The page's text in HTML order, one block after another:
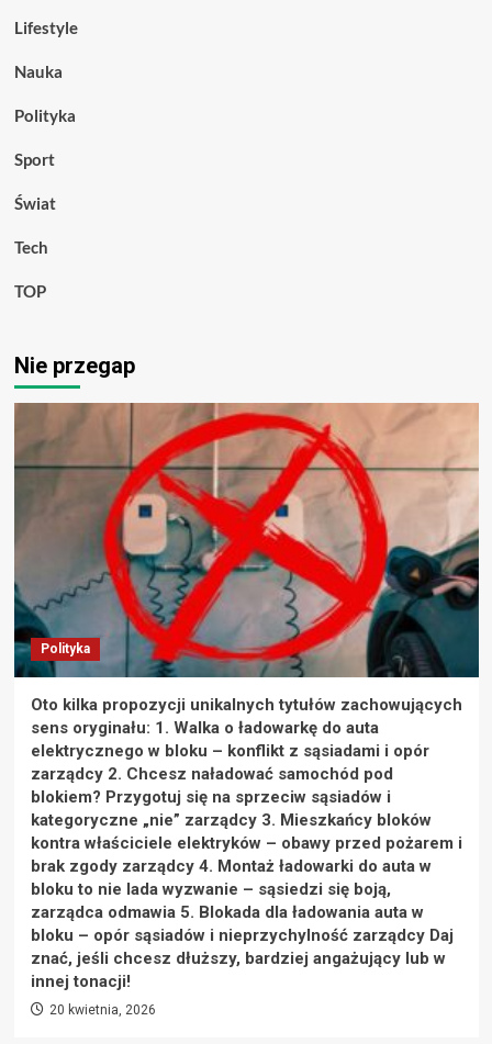
Lifestyle
Nauka
Polityka
Sport
Świat
Tech
TOP
Nie przegap
Polityka
Oto kilka propozycji unikalnych tytułów zachowujących
sens oryginału: 1. Walka o ładowarkę do auta
elektrycznego w bloku – konflikt z sąsiadami i opór
zarządcy 2. Chcesz naładować samochód pod
blokiem? Przygotuj się na sprzeciw sąsiadów i
kategoryczne „nie” zarządcy 3. Mieszkańcy bloków
kontra właściciele elektryków – obawy przed pożarem i
brak zgody zarządcy 4. Montaż ładowarki do auta w
bloku to nie lada wyzwanie – sąsiedzi się boją,
zarządca odmawia 5. Blokada dla ładowania auta w
bloku – opór sąsiadów i nieprzychylność zarządcy Daj
znać, jeśli chcesz dłuższy, bardziej angażujący lub w
innej tonacji!
20 kwietnia, 2026